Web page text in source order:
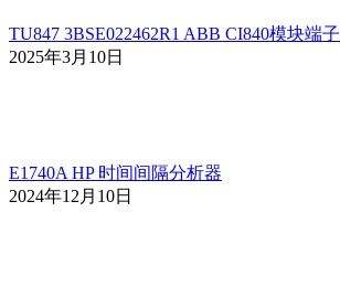
TU847 3BSE022462R1 ABB CI840模块端子
2025年3月10日
E1740A HP 时间间隔分析器
2024年12月10日